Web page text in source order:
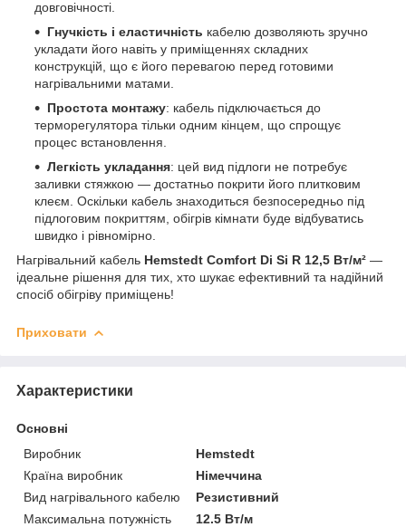
довговічності.
Гнучкість і еластичність кабелю дозволяють зручно
укладати його навіть у приміщеннях складних
конструкцій, що є його перевагою перед готовими
нагрівальними матами.
Простота монтажу: кабель підключається до
терморегулятора тільки одним кінцем, що спрощує
процес встановлення.
Легкість укладання: цей вид підлоги не потребує
заливки стяжкою — достатньо покрити його плитковим
клеєм. Оскільки кабель знаходиться безпосередньо під
підлоговим покриттям, обігрів кімнати буде відбуватись
швидко і рівномірно.
Нагрівальний кабель Hemstedt Comfort Di Si R 12,5 Вт/м² —
ідеальне рішення для тих, хто шукає ефективний та надійний
спосіб обігріву приміщень!
Приховати
Характеристики
Основні
Виробник
Hemstedt
Країна виробник
Німеччина
Вид нагрівального кабелю
Резистивний
Максимальна потужність
12.5 Вт/м